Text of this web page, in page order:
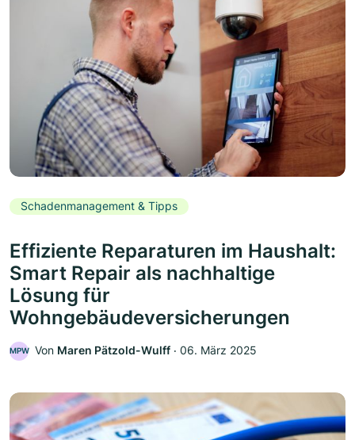
Schadenmanagement & Tipps
Effiziente Reparaturen im Haushalt:
Smart Repair als nachhaltige
Lösung für
Wohngebäudeversicherungen
MPW Von Maren Pätzold-Wulff ‧ 06. März 2025